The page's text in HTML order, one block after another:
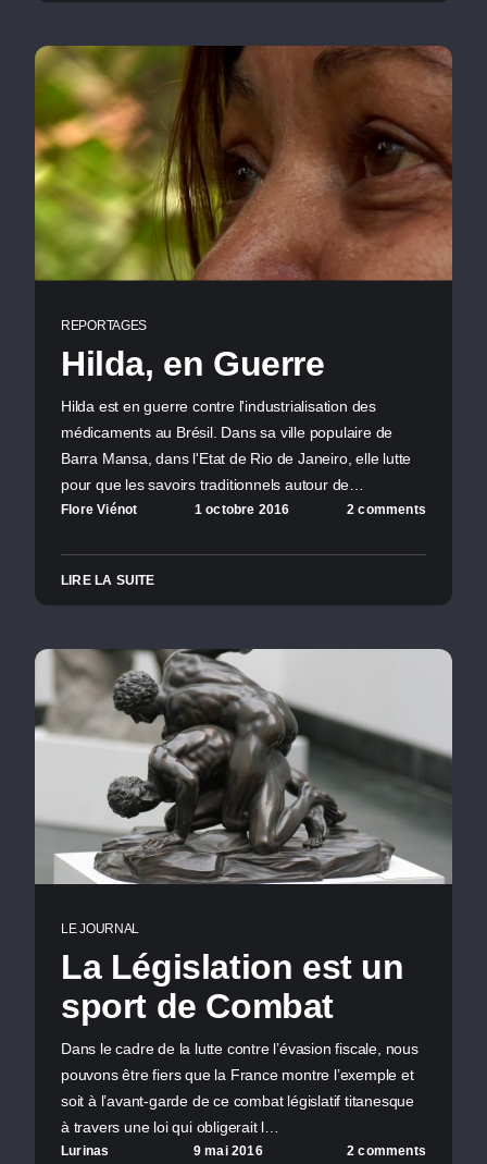
REPORTAGES
Hilda, en Guerre
Hilda est en guerre contre l'industrialisation des
médicaments au Brésil. Dans sa ville populaire de
Barra Mansa, dans l'Etat de Rio de Janeiro, elle lutte
pour que les savoirs traditionnels autour de…
Flore Viénot 1 octobre 2016 2 comments
LIRE LA SUITE
LE JOURNAL
La Législation est un
sport de Combat
Dans le cadre de la lutte contre l’évasion fiscale, nous
pouvons être fiers que la France montre l’exemple et
soit à l’avant-garde de ce combat législatif titanesque
à travers une loi qui obligerait l…
Lurinas 9 mai 2016 2 comments